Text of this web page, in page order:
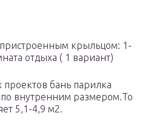
крыльцом: 1-
отдыха ( 1 вариант)
бань парилка
внутренним размером.То
5,1-4,9 м2.